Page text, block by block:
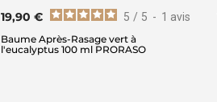
5 / 5 - 1 avis
19,90 €
Baume Après-Rasage vert à
l'eucalyptus 100 ml PRORASO